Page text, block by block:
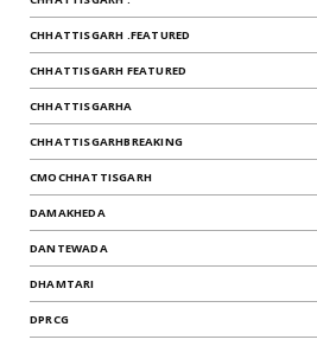
CHHATTISGARH .FEATURED
CHHATTISGARH FEATURED
CHHATTISGARHA
CHHATTISGARHBREAKING
CMOCHHATTISGARH
DAMAKHEDA
DANTEWADA
DHAMTARI
DPRCG